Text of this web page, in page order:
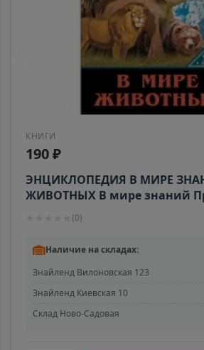
КНИГИ
190 ₽
ЭНЦИКЛОПЕДИЯ В МИРЕ
ЖИВОТНЫХ В мире знаний
(0)
Наличие на складах:
Знайленд Вилоновская 123
Знайленд Киевская 10
Склад Ново-Садовая